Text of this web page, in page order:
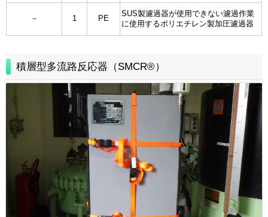
－ 1 PE
SUS製濾過器が使用できない濾過作業
に使用するポリエチレン製加圧濾過器
積層型多流路反応器（SMCR®）